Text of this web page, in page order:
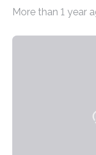
Leben gerufen,
Foundation, des
More than 1 year